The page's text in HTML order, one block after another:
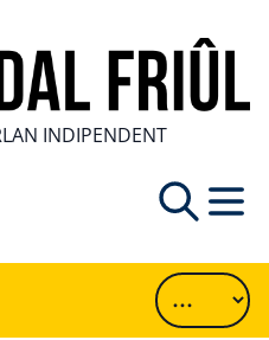
INDIPENDENT